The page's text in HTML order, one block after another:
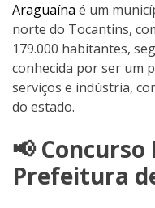
Araguaína é um
norte do Tocantins,
179.000 habitantes,
conhecida por ser um
serviços e indústria,
do estado.
📢 Concurso
Prefeitura